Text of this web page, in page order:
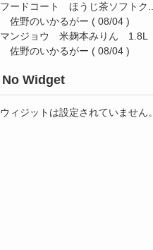
フードコート ほうじ茶ソフトク...
佐野のいかるがー ( 08/04 )
マンジョウ 米麹本みりん 1.8L
佐野のいかるがー ( 08/04 )
No Widget
ウィジットは設定されていません。